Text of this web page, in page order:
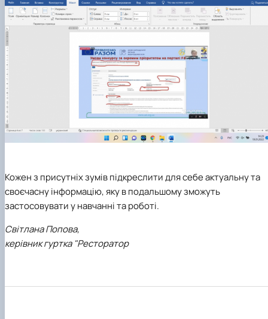
Кожен з присутніх зумів підкреслити для себе актуальну та
своєчасну інформацію, яку в подальшому зможуть
застосовувати у навчанні та роботі.
Світлана Попова,
керівник гуртка "Ресторатор